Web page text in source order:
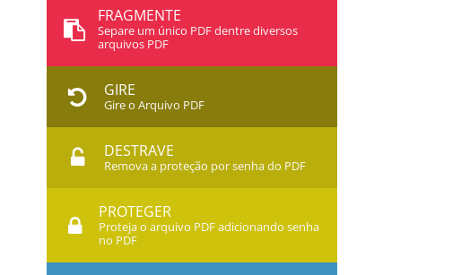
FRAGMENTE
Separe um único PDF dentre diversos
arquivos PDF
GIRE
Gire o Arquivo PDF
DESTRAVE
Remova a proteção por senha do PDF
PROTEGER
Proteja o arquivo PDF adicionando senha
no PDF